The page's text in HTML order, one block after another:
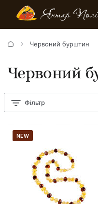
Червоний бурштин
Червоний
Фільтр
NEW